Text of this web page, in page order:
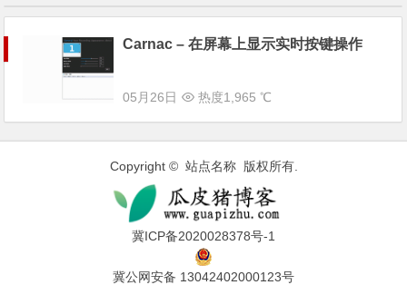
Carnac – 在屏幕上显示实时按键操作
05月26日 热度1,965 ℃
Copyright © 站点名称 版权所有.
冀ICP备2020028378号-1
冀公网安备 13042402000123号